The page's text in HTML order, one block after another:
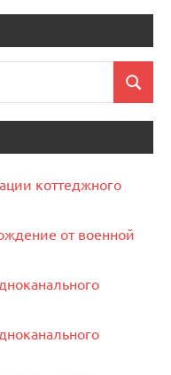
Поиск
коттеджного
от военной